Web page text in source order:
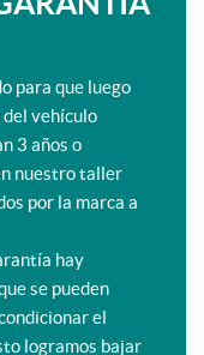
para que luego
vehículo
3 años o
nuestro taller
por la marca a
hay
se pueden
el
logramos bajar